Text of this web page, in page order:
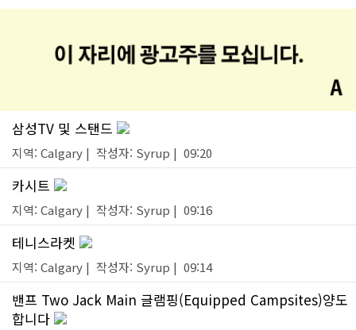
삼성TV 및 스탠드
지역: Calgary | 작성자: Syrup | 09:20
카시트
지역: Calgary | 작성자: Syrup | 09:16
테니스라켓
지역: Calgary | 작성자: Syrup | 09:14
밴프 Two Jack Main 글램핑(Equipped Campsites)양도
합니다